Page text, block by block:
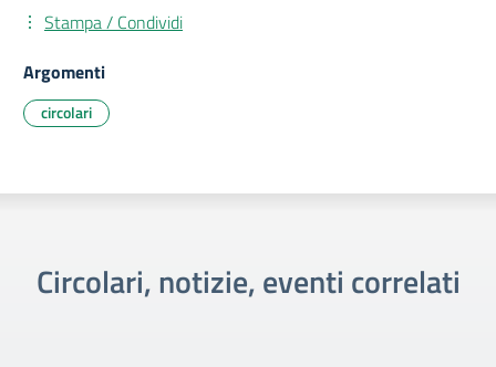
Stampa / Condividi
Argomenti
circolari
Circolari, notizie, eventi correlati